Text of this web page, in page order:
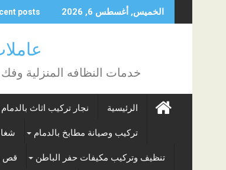
to
الخميس, أغسطس 6, 2026 posts
عاملات
خدمات النظافه المنزلية
الرئيسية نجار تركيب اثاث بالدمام
تركيب وصيانة مطابخ بالدمام
تنظيف وتركيب مكيفات حفر الباطن قص